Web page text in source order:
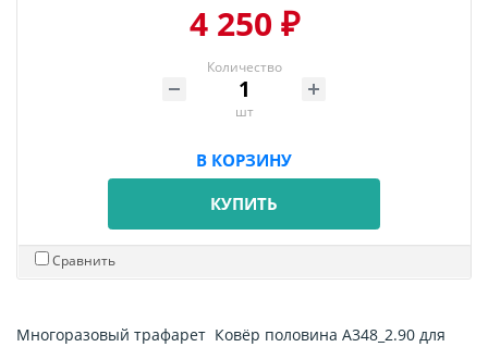
4 250 ₽
Количество
шт
В КОРЗИНУ
КУПИТЬ
Сравнить
Многоразовый трафарет Ковёр половина А348_2.90 для